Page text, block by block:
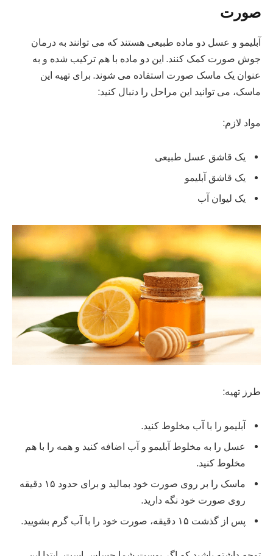
صورت
آبلیمو و عسل دو ماده طبیعی هستند که می‌ توانند به درمان
جوش صورت کمک کنند. این دو ماده با هم ترکیب شده و به
عنوان یک ماسک صورت استفاده می‌ شوند. برای تهیه این
ماسک، می‌ توانید این مراحل را دنبال کنید:
مواد لازم:
یک قاشق عسل طبیعی
یک قاشق آبلیمو
یک لیوان آب
طرز تهیه:
آبلیمو را با آب مخلوط کنید.
عسل را به مخلوط آبلیمو و آب اضافه کنید و همه را با هم
مخلوط کنید.
ماسک را بر روی صورت خود بمالید و برای حدود ۱۵ دقیقه
روی صورت خود نگه دارید.
پس از گذشت ۱۵ دقیقه، صورت خود را با آب گرم بشویید.